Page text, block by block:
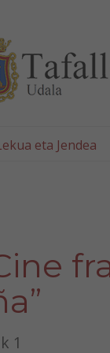
eta Jendea
1